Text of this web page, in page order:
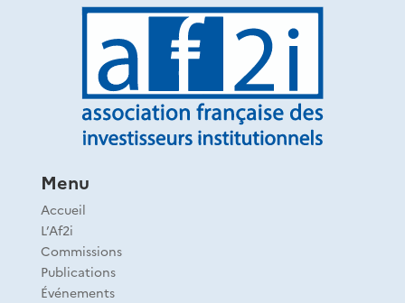
Menu
Accueil
L’Af2i
Commissions
Publications
Événements